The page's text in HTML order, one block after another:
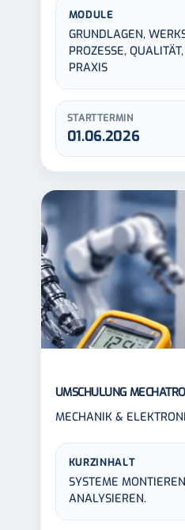
MODULE
GRUNDLAGEN,
PROZESSE,
PRAXIS
STARTTERMIN
01.06.2026
UMSCHULUNG
MECHANIK &
KURZINHALT
SYSTEME
ANALYSIEREN.